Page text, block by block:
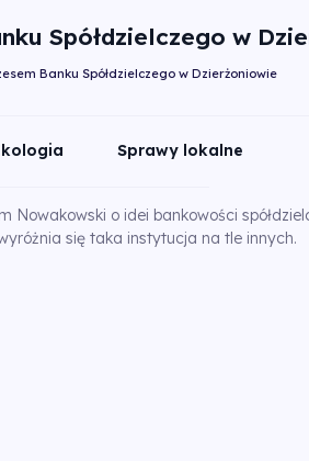
Spółdzielczego w
Banku Spółdzielczego w Dzierżoniowie
Sprawy lokalne
Nowakowski o idei bankowości
się taka instytucja na tle innych.